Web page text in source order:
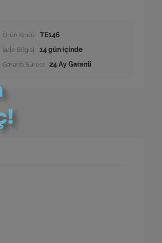
Ürün Kodu: TE146
İade Bilgisi:
Garanti Süresi: 24 Ay Garanti